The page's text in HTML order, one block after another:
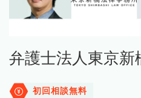
弁護士法人東京新
初回相談無料